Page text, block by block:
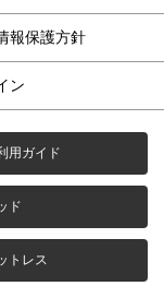
報保護方針
ン
用ガイド
ド
トレス